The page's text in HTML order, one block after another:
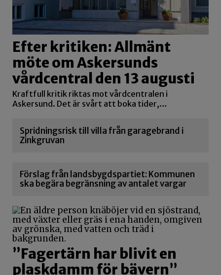
Efter kritiken: Allmänt
möte om Askersunds
vårdcentral den 13 augusti
Kraftfull kritik riktas mot vårdcentralen i
Askersund. Det är svårt att boka tider,…
Spridningsrisk till villa från garagebrand i
Zinkgruvan
Förslag från landsbygdspartiet: Kommunen
ska begära begränsning av antalet vargar
”Fagertärn har blivit en
plaskdamm för bävern”